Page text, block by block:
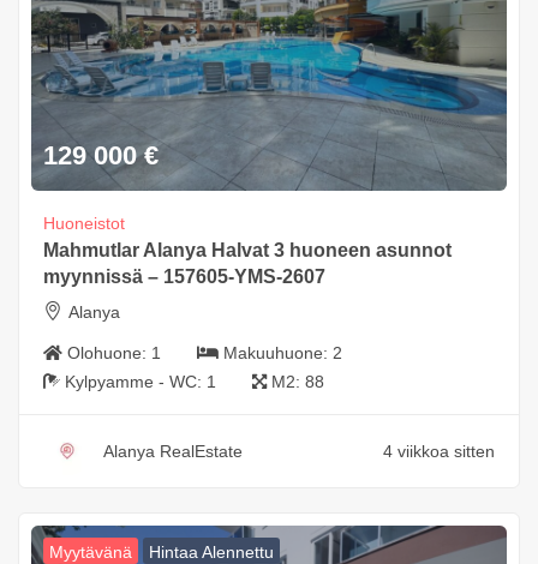
129 000 €
Huoneistot
Mahmutlar Alanya Halvat 3 huoneen asunnot
myynnissä – 157605-YMS-2607
Alanya
Olohuone: 1 Makuuhuone: 2
Kylpyamme - WC: 1 M2: 88
Alanya RealEstate 4 viikkoa sitten
Myytävänä Hintaa Alennettu